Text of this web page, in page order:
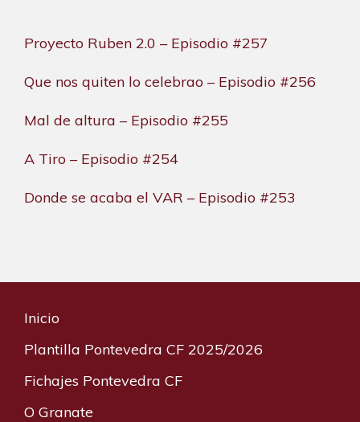
Proyecto Ruben 2.0 – Episodio #257
Que nos quiten lo celebrao – Episodio #256
Mal de altura – Episodio #255
A Tiro – Episodio #254
Donde se acaba el VAR – Episodio #253
Inicio
Plantilla Pontevedra CF 2025/2026
Fichajes Pontevedra CF
O Granate